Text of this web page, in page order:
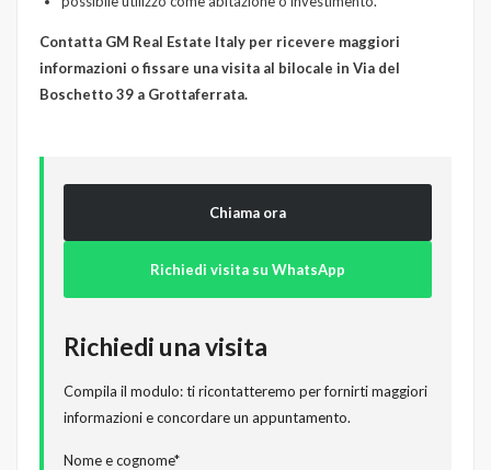
Contatta GM Real Estate Italy per ricevere maggiori
informazioni o fissare una visita al bilocale in Via del
Boschetto 39 a Grottaferrata.
Chiama ora
Richiedi visita su WhatsApp
Richiedi una visita
Compila il modulo: ti ricontatteremo per fornirti maggiori
informazioni e concordare un appuntamento.
Nome e cognome*